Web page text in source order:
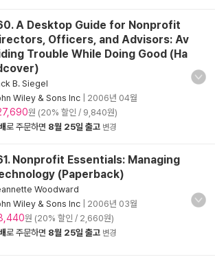
A Desktop Guide for Nonprofit
Officers, and Advisors: Av
Trouble While Doing Good (Ha
B. Siegel
Wiley & Sons Inc
2006년 04월
원 (20% 할인 / 9,840원)
로 주문하면 8월 25일 출고 변경
Nonprofit Essentials: Managing
(Paperback)
Woodward
Wiley & Sons Inc
2006년 03월
원 (20% 할인 / 2,660원)
로 주문하면 8월 25일 출고 변경